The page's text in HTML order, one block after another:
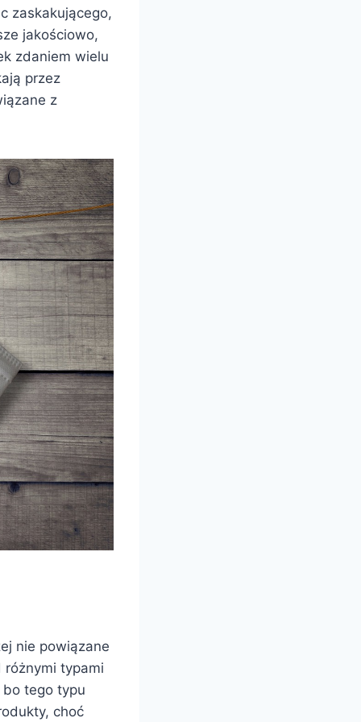
zaskakującego,
jakościowo,
zdaniem wielu
przez
z
nie powiązane
typami
bo tego typu
choć